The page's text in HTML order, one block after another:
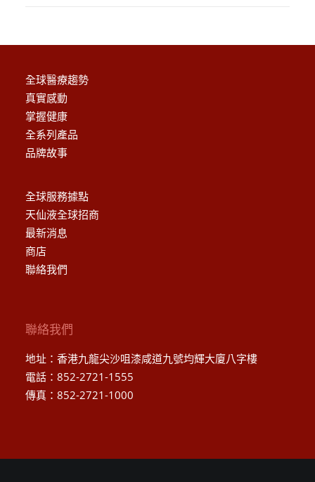
全球醫療趨勢
真實感動
掌握健康
全系列產品
品牌故事
全球服務據點
天仙液全球招商
最新消息
商店
聯絡我們
聯絡我們
地址：香港九龍尖沙咀漆咸道九號均輝大廈八字樓
電話：852-2721-1555
傳真：852-2721-1000